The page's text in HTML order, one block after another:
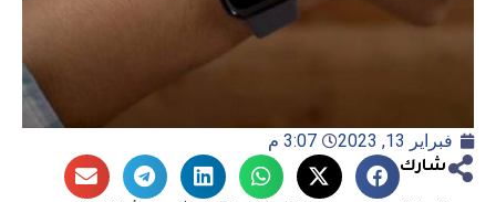
فبراير 13, 2023 3:07 م
شارك